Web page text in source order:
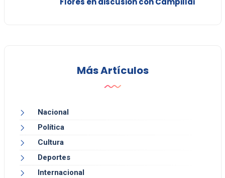
Más Artículos
Nacional
Política
Cultura
Deportes
Internacional